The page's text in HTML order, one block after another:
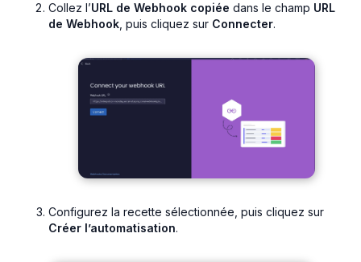
Collez l’URL de Webhook copiée dans le champ URL
de Webhook , puis cliquez sur Connecter.
Configurez la recette sélectionnée, puis cliquez sur
Créer l’automatisation.